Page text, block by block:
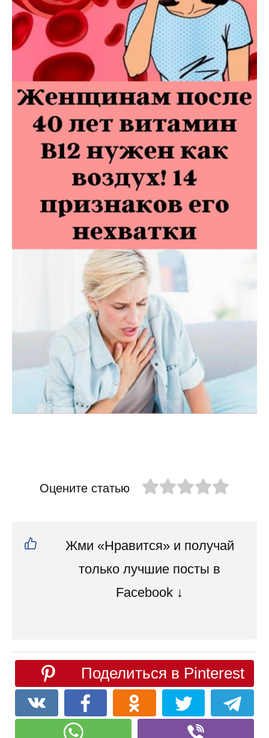
Оцените статью
Жми «Нравится» и получай
только лучшие посты в
Facebook ↓
Поделиться в Pinterest